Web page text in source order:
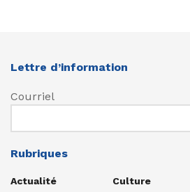
Lettre d’information
Courriel
Rubriques
Actualité
Culture